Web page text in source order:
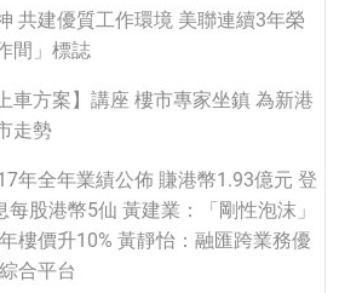
共建優質工作環境 美聯連續3年榮
間」標誌
車方案】講座 樓市專家坐鎮 為新港
走勢
年全年業績公佈 賺港幣1.93億元 登
每股港幣5仙 黃建業：「剛性泡沫」
樓價升10% 黃靜怡：融匯跨業務優
合平台